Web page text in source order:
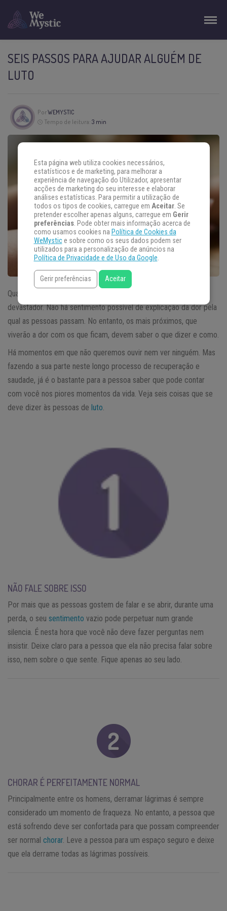
SEIS PASSOS PARA AJUDAR ALGUÉM DE
LUTO
PorWEMYSTIC
Tempo de leitura: 3 min
Quando algum familiar, amigo ou simples conhecido morre, é
devastador. Não há sentimento possível de explicação da dor pela
qual as pessoas passam. No entanto, os mais próximos, que
viverão a dor com os que ficam, devem saber o que dizer e como.
Há momentos em que não queremos ouvir nem ver ninguém. Mas
fazendo a sua parte neste longo processo de recuperação e
saudade, já é o bastante para a pessoa saber que pode contar
com você nos piores momentos da vida. Veja seis coisas que se
deve dizer às pessoas de luto
NÃO FALE SOBRE ISSO
Por mais que as pessoas gostem de falar e se abrir, durante uma
perda, o seu sentimento vazio pode perpetuar num grande
silencia. É nesta hora que você não deve fazer perguntas nem
insistir. Deixe claro para a pessoa que ela não precisa falar sobre
isso, nem sobre o que sente. Fique apenas ao seu lado.
CHORAR É PERFEITAMENTE NORMAL
Principalmente entre os homens, derramar lágrimas é sempre
considerado um momento de fraqueza. No entanto, a pessoa que
está sofrendo deve ser confortada para que possam compreender
ser normal chorar. Leve a pessoa para um espaço seguro e deixe
que ela derrame todas as lágrimas possíveis.
Esta página web utiliza cookies necessários,
estatísticos e de marketing, para melhorar a
experiência de navegação do Utilizador, apresentar
acções de marketing do seu interesse e elaborar
análises estatísticas. Para permitir a utilização de
todos os tipos de cookies, carregue em Aceitar. Se
pretender escolher apenas alguns, carregue em Gerir
preferências. Pode obter mais informação acerca de
como usamos cookies na Política de Cookies da
WeMystice sobre como os seus dados podem ser
utilizados para a personalização de anúncios na
Política de Privacidade e de Uso da Google.
Gerir preferências Aceitar